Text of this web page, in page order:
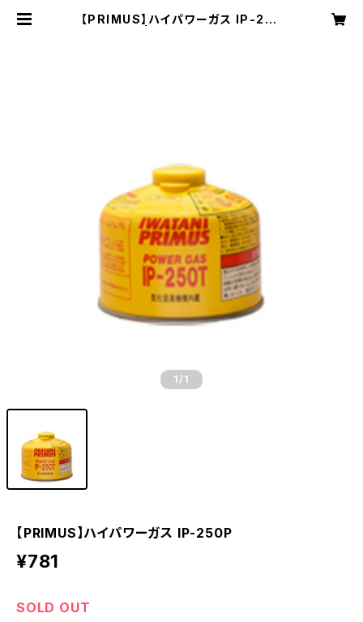
【PRIMUS】ハイパワーガス IP-250
1 /1
【PRIMUS】ハイパワーガス IP-250P
¥781
SOLD OUT